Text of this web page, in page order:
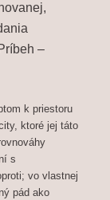
–
k priestoru
ktoré jej táto
s
vo vlastnej
pád ako